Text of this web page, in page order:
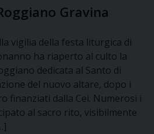
Gravina
vigilia della festa liturgica di
ha riaperto al culto la
dedicata al Santo di
del nuovo altare, dopo i
finanziati dalla Cei. Numerosi i
al sacro rito, visibilmente